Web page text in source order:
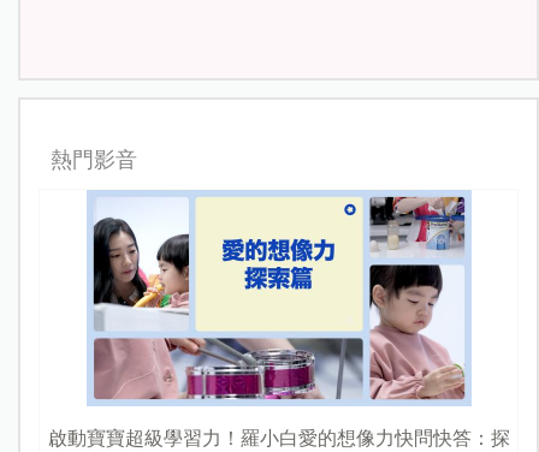
熱門影音
啟動寶寶超級學習力！羅小白愛的想像力快問快答：探